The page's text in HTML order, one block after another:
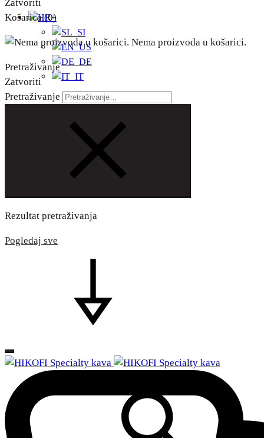
+
Zatvoriti
Košarica(0)
Nema proizvoda u košarici.
Pretraživanje
Zatvoriti
Pretraživanje
Rezultat pretraživanja
Pogledaj sve